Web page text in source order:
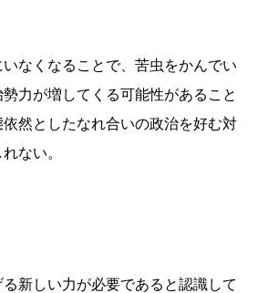
なくなることで、苦虫をかんでい
力が増してくる可能性があること
然としたなれ合いの政治を好む対
ない。
新しい力が必要であると認識して